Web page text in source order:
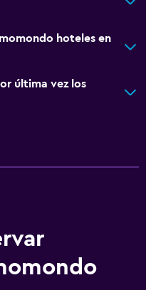
hoteles en
última vez los